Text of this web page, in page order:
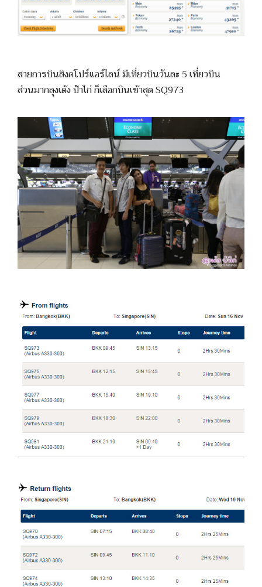
สายการบินสิงคโปร์แอร์ไลน์ มีเที่ยวบินวันละ 5 เที่ยวบิน
ส่วนมากลุงเด้ง ป้าไก่ ก็เลือกบินเช้าสุด SQ973